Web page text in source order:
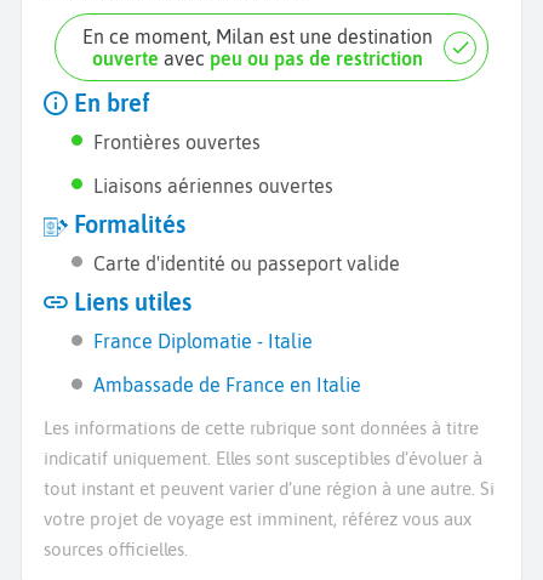
En ce moment, Milan est une destination
ouverte avec peu ou pas de restriction
En bref
Frontières ouvertes
Liaisons aériennes ouvertes
Formalités
Carte d'identité ou passeport valide
Liens utiles
France Diplomatie - Italie
Ambassade de France en Italie
Les informations de cette rubrique sont données à titre
indicatif uniquement. Elles sont susceptibles d’évoluer à
tout instant et peuvent varier d’une région à une autre. Si
votre projet de voyage est imminent, référez vous aux
sources officielles.